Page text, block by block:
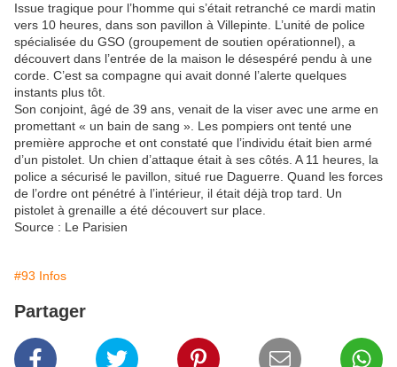
Issue tragique pour l’homme qui s’était retranché ce mardi matin
vers 10 heures, dans son pavillon à Villepinte. L’unité de police
spécialisée du GSO (groupement de soutien opérationnel), a
découvert dans l’entrée de la maison le désespéré pendu à une
corde. C’est sa compagne qui avait donné l’alerte quelques
instants plus tôt.
Son conjoint, âgé de 39 ans, venait de la viser avec une arme en
promettant « un bain de sang ». Les pompiers ont tenté une
première approche et ont constaté que l’individu était bien armé
d’un pistolet. Un chien d’attaque était à ses côtés. A 11 heures, la
police a sécurisé le pavillon, situé rue Daguerre. Quand les forces
de l’ordre ont pénétré à l’intérieur, il était déjà trop tard. Un
pistolet à grenaille a été découvert sur place.
Source : Le Parisien
#93 Infos
Partager